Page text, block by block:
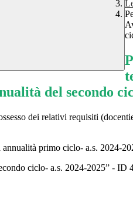
del secondo
dei relativi requisiti
primo ciclo- a.s. 2024-
ciclo- a.s. 2024-2025” -